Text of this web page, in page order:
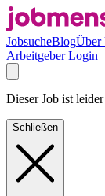
JobsucheBlogÜber
Arbeitgeber Login
Dieser Job ist
Schließen